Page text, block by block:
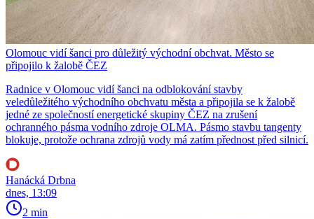
Olomouc vidí šanci pro důležitý východní obchvat. Město se
připojilo k žalobě ČEZ
Radnice v Olomouc vidí šanci na odblokování stavby
veledůležitého východního obchvatu města a připojila se k žalobě
jedné ze společností energetické skupiny ČEZ na zrušení
ochranného pásma vodního zdroje OLMA. Pásmo stavbu tangenty
blokuje, protože ochrana zdrojů vody má zatím přednost před silnicí.
Hanácká Drbna
dnes, 13:09
2 min